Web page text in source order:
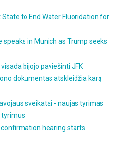
to End Water Fluoridation for
speaks in Munich as Trump seeks
visada bijojo paviešinti JFK
dokumentas atskleidžia karą
sveikatai - naujas tyrimas
tyrimus
confirmation hearing starts